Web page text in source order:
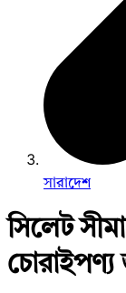
সারাদেশ
সিলেট
চোরাইপণ্য